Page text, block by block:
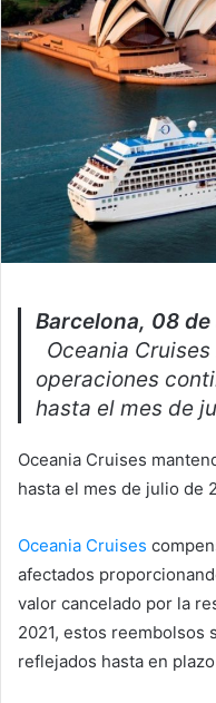
Barcelona, 08
Oceania
operaciones
hasta el mes de
Oceania Cruises
hasta el mes de julio de
Oceania Cruises
afectados
valor cancelado por la
2021, estos reembolsos
reflejados hasta en